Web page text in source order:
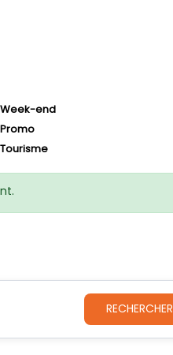
Week-end
Promo
Tourisme
RECHERCHER